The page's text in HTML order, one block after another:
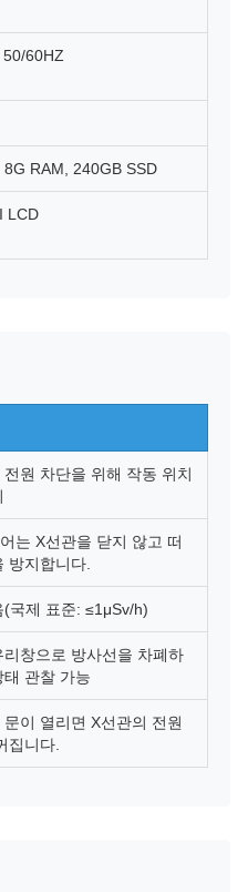
60HZ
8G RAM, 240GB SSD
LCD
전원 차단을 위해 작동 위치
는 X선관을 닫지 않고 떠
방지합니다.
(국제 표준: ≤1μSv/h)
리창으로 방사선을 차폐하
태 관찰 가능
문이 열리면 X선관의 전원
집니다.